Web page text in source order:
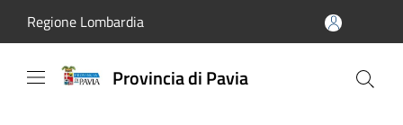
Regione Lombardia
Provincia di Pavia